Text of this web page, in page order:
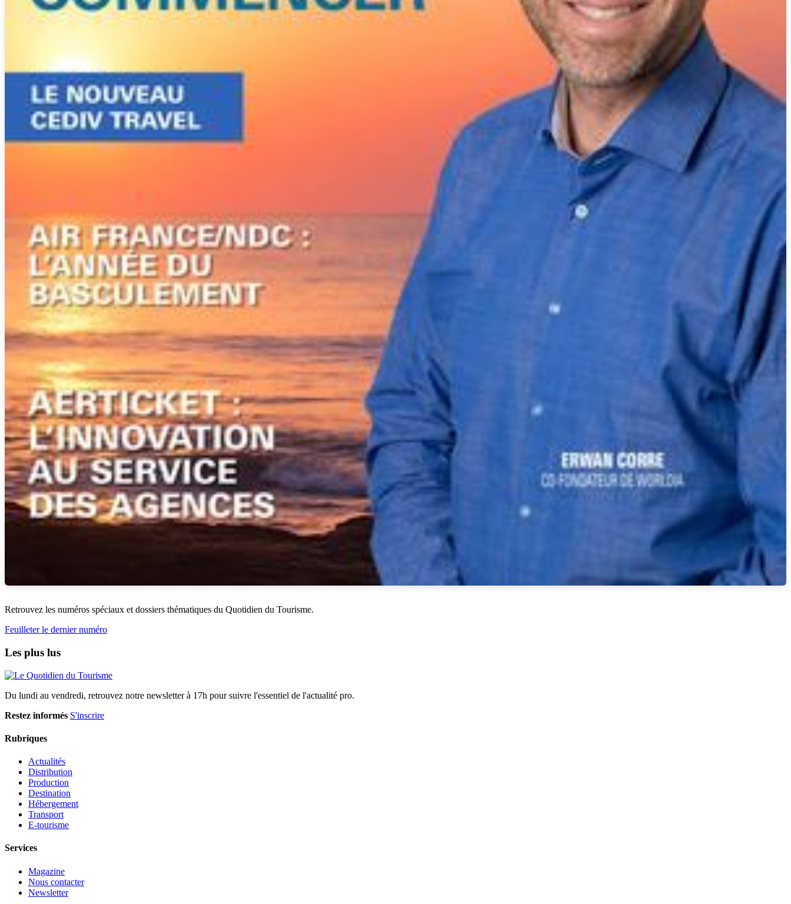
Retrouvez les numéros spéciaux et dossiers thématiques du Quotidien du Tourisme.
Feuilleter le dernier numéro
Les plus lus
Du lundi au vendredi, retrouvez notre newsletter à 17h pour suivre l'essentiel de l'actualité pro.
Restez informés S'inscrire
Rubriques
Actualités
Distribution
Production
Destination
Hébergement
Transport
E-tourisme
Services
Magazine
Nous contacter
Newsletter